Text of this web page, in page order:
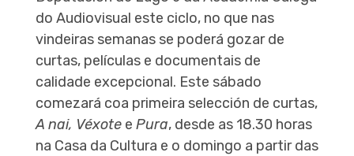
do Audiovisual este ciclo, no que nas
vindeiras semanas se poderá gozar de
curtas, películas e documentais de
calidade excepcional. Este sábado
comezará coa primeira selección de curtas,
A nai, Véxotee Pura, desde as 18.30 horas
na Casa da Cultura e o domingo a partir das